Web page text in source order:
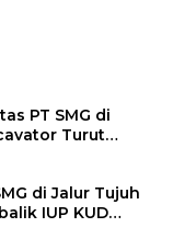
PT SMG di
Turut
di Jalur Tujuh
IUP KUD